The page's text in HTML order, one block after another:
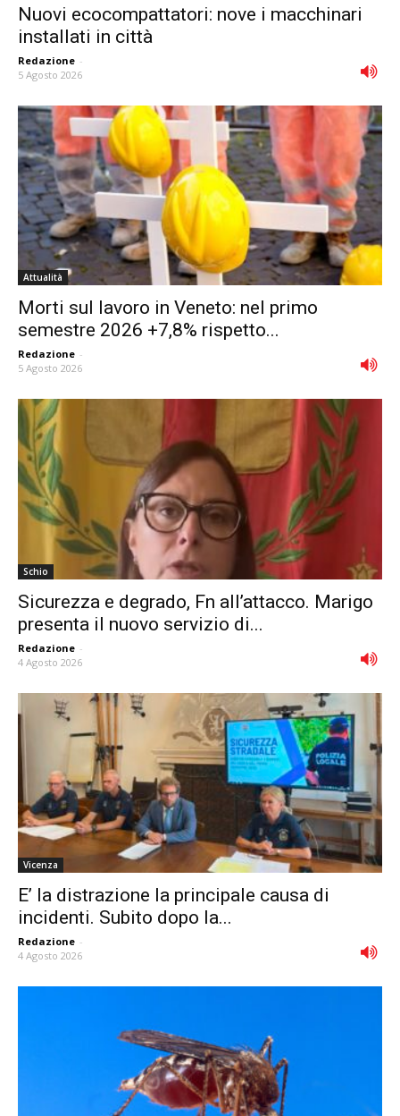
Nuovi ecocompattatori: nove i macchinari
installati in città
Redazione -
5 Agosto 2026
Attualità
Morti sul lavoro in Veneto: nel primo
semestre 2026 +7,8% rispetto...
Redazione -
5 Agosto 2026
Schio
Sicurezza e degrado, Fn all’attacco. Marigo
presenta il nuovo servizio di...
Redazione -
4 Agosto 2026
Vicenza
E’ la distrazione la principale causa di
incidenti. Subito dopo la...
Redazione -
4 Agosto 2026